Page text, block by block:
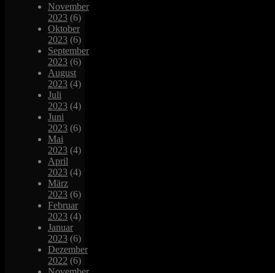
November
2023 (6)
Oktober
2023 (6)
September
2023 (6)
August
2023 (4)
Juli
2023 (4)
Juni
2023 (6)
Mai
2023 (4)
April
2023 (4)
März
2023 (6)
Februar
2023 (4)
Januar
2023 (6)
Dezember
2022 (6)